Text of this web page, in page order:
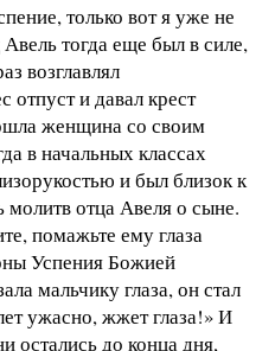
только вот я уже не
тогда еще был в силе,
возглавлял
отпуст и давал крест
женщина со своим
в начальных классах
и был близок к
молитв отца Авеля о сыне.
помажьте ему глаза
Успения Божией
мальчику глаза, он стал
ужасно, жжет глаза!» И
остались до конца дня,